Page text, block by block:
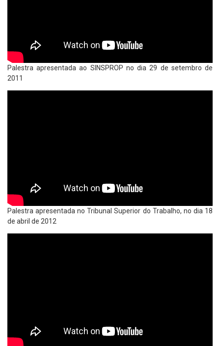
Palestra apresentada ao SINSPROP no dia 29 de setembro de
2011
Palestra apresentada no Tribunal Superior do Trabalho, no dia 18
de abril de 2012